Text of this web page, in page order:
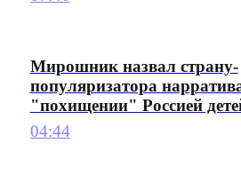
Мирошник назвал страну-
популяризатора
"похищении" Россией
04:44